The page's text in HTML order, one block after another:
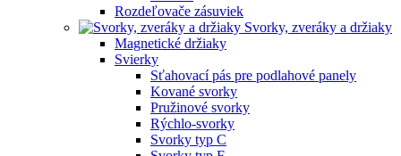
Rozdeľovače zásuviek
Svorky, zveráky a držiaky
Magnetické držiaky
Svierky
Sťahovací pás pre podlahové panely
Kované svorky
Pružinové svorky
Rýchlo-svorky
Svorky typ C